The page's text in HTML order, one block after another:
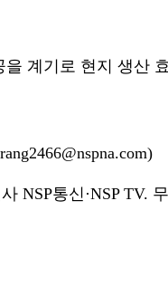
계기로 현지 생산
NSP통신·NSP TV.